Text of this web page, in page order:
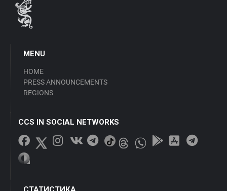
MENU
HOME
PRESS ANNOUNCEMENTS
REGIONS
CCS IN SOCIAL NETWORKS